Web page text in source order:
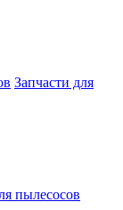
Запчасти для
пылесосов